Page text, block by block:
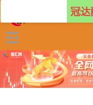
冠